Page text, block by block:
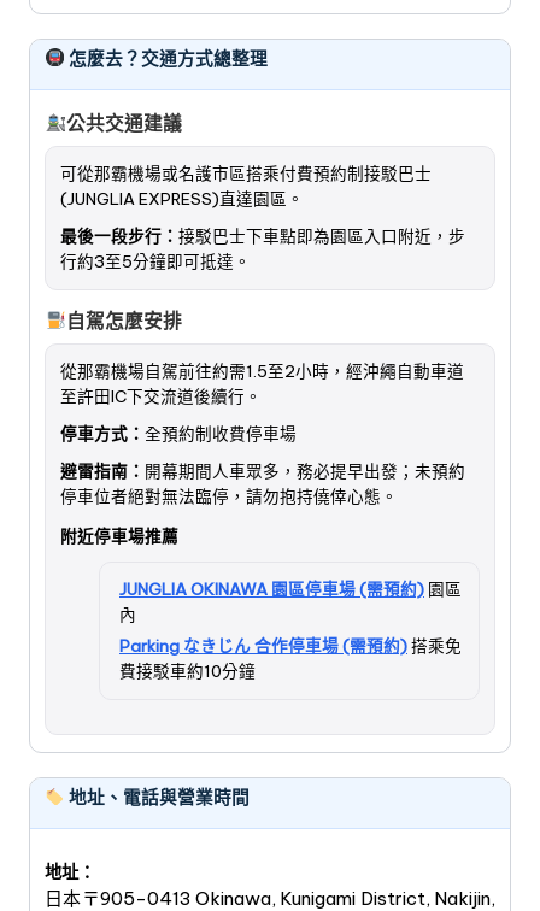
怎麼去？交通方式總整理
公共交通建議
可從那霸機場或名護市區搭乘付費預約制接駁巴士
(JUNGLIA EXPRESS)直達園區。
最後一段步行： 接駁巴士下車點即為園區入口附近，步
行約3至5分鐘即可抵達。
自駕怎麼安排
從那霸機場自駕前往約需1.5至2小時，經沖繩自動車道
至許田IC下交流道後續行。
停車方式： 全預約制收費停車場
避雷指南： 開幕期間人車眾多，務必提早出發；未預約
停車位者絕對無法臨停，請勿抱持僥倖心態。
附近停車場推薦
JUNGLIA OKINAWA 園區停車場 (需預約) 園區
內
Parking なきじん 合作停車場 (需預約)搭乘免
費接駁車約10分鐘
地址、電話與營業時間
地址：
日本〒905-0413 Okinawa, Kunigami District, Nakijin,